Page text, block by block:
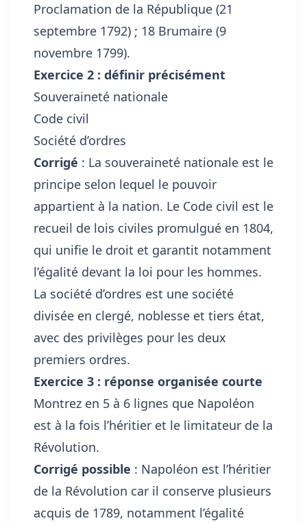
Proclamation de la République (21
septembre 1792) ; 18 Brumaire (9
novembre 1799).
Exercice 2 : définir précisément
Souveraineté nationale
Code civil
Société d’ordres
Corrigé : La souveraineté nationale est le
principe selon lequel le pouvoir
appartient à la nation. Le Code civil est le
recueil de lois civiles promulgué en 1804,
qui unifie le droit et garantit notamment
l’égalité devant la loi pour les hommes.
La société d’ordres est une société
divisée en clergé, noblesse et tiers état,
avec des privilèges pour les deux
premiers ordres.
Exercice 3 : réponse organisée courte
Montrez en 5 à 6 lignes que Napoléon
est à la fois l’héritier et le limitateur de la
Révolution.
Corrigé possible : Napoléon est l’héritier
de la Révolution car il conserve plusieurs
acquis de 1789, notamment l’égalité